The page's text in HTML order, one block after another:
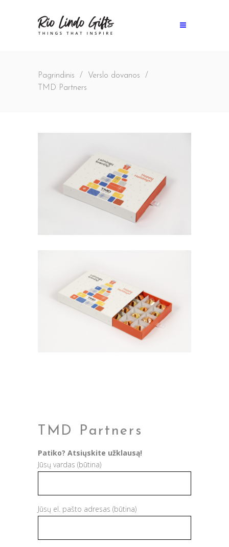
Pagrindinis / Verslo dovanos /
TMD Partners
TMD Partners
Patiko? Atsiųskite užklausą!
Jūsų vardas (būtina)
Jūsų el. pašto adresas (būtina)